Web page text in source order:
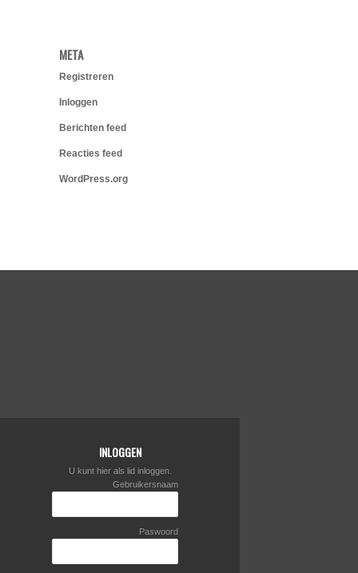
META
Registreren
Inloggen
Berichten feed
Reacties feed
WordPress.org
INLOGGEN
U kunt hier als lid inloggen.
Gebruikersnaam
Paswoord